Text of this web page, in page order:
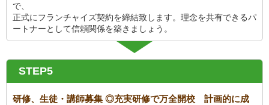
で、
正式にフランチャイズ契約を締結致します。理念を共有できるパ
ートナーとして信頼関係を築きましょう。
STEP5
研修、生徒・講師募集 ◎充実研修で万全開校 計画的に成